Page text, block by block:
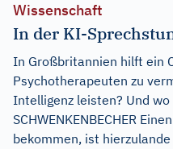
Wissenschaft
In der KI-
In Großbritannien hilft ein
Psychotherapeuten zu
Intelligenz leisten? Und
SCHWENKENBECHER
bekommen, ist